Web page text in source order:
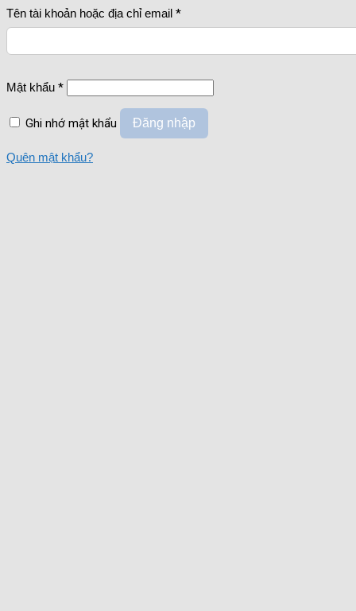
Tên tài khoản hoặc địa chỉ email *
Mật khẩu *
Ghi nhớ mật khẩu Đăng nhập
Quên mật khẩu?